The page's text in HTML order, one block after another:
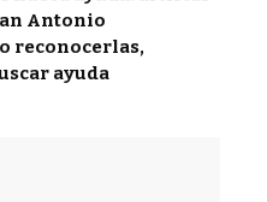
Antonio
reconocerlas,
ayuda